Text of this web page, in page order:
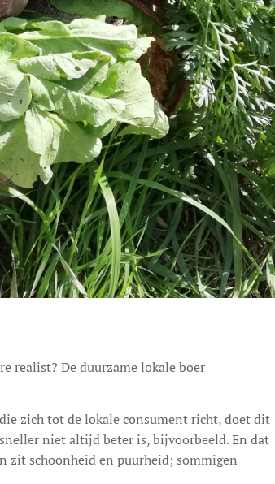
realist? De duurzame lokale boer
zich tot de lokale consument richt, doet dit
niet altijd beter is, bijvoorbeeld. En dat
zit schoonheid en puurheid; sommigen